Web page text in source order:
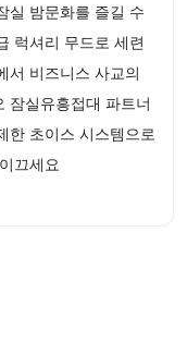
실 밤문화를 즐길 수
럭셔리 무드로 세련
서 비즈니스 사교의
잠실유흥접대 파트너
한 초이스 시스템으로
끄세요